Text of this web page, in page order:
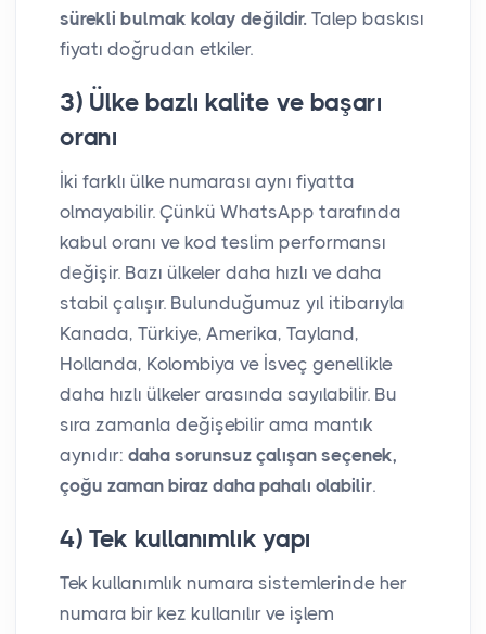
sürekli bulmak kolay değildir. Talep baskısı
fiyatı doğrudan etkiler.
3) Ülke bazlı kalite ve başarı
oranı
İki farklı ülke numarası aynı fiyatta
olmayabilir. Çünkü WhatsApp tarafında
kabul oranı ve kod teslim performansı
değişir. Bazı ülkeler daha hızlı ve daha
stabil çalışır. Bulunduğumuz yıl itibarıyla
Kanada, Türkiye, Amerika, Tayland,
Hollanda, Kolombiya ve İsveç genellikle
daha hızlı ülkeler arasında sayılabilir. Bu
sıra zamanla değişebilir ama mantık
aynıdır: daha sorunsuz çalışan seçenek,
çoğu zaman biraz daha pahalı olabilir.
4) Tek kullanımlık yapı
Tek kullanımlık numara sistemlerinde her
numara bir kez kullanılır ve işlem